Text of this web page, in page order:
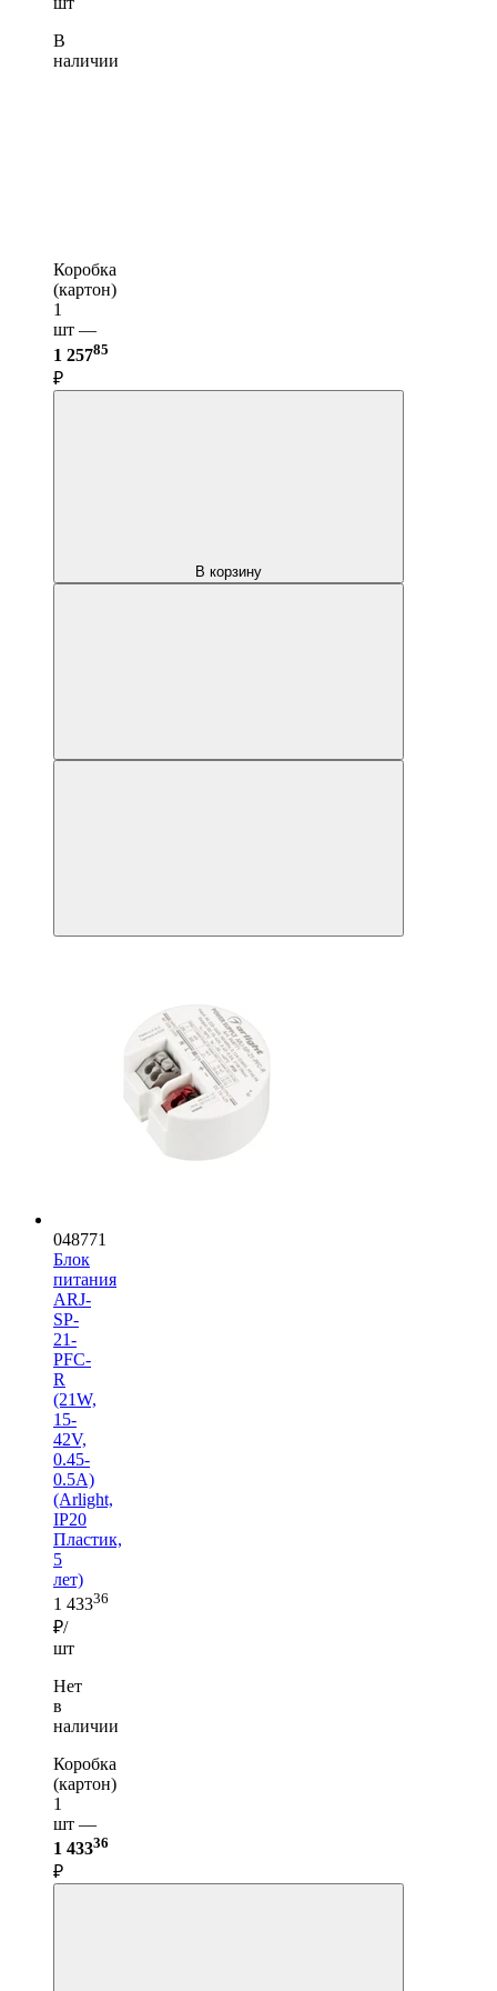
В
наличии
Коробка
(картон)
1
шт —
1 25785
₽
В корзину
048771
Блок
питания
ARJ-
SP-
21-
PFC-
R
(21W,
15-
42V,
0.45-
0.5A)
(Arlight,
IP20
Пластик,
5
лет)
1 43336
₽/
шт
Нет
в
наличии
Коробка
(картон)
1
шт —
1 43336
₽